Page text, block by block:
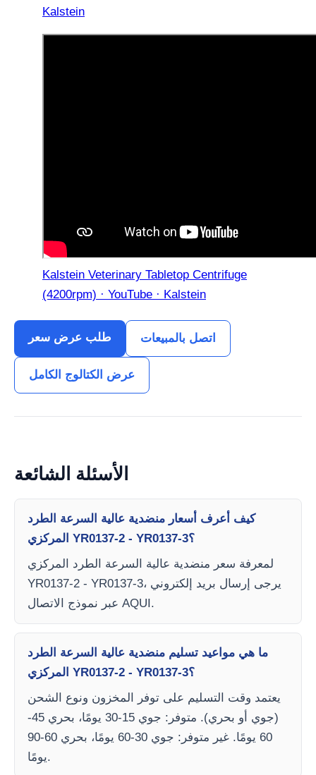
Kalstein
Kalstein Veterinary Tabletop Centrifuge
(4200rpm) · YouTube · Kalstein
طلب عرض سعر اتصل بالمبيعات
عرض الكتالوج الكامل
الأسئلة الشائعة
كيف أعرف أسعار منضدية عالية السرعة الطرد
المركزي YR0137-2 - YR0137-3؟
لمعرفة سعر منضدية عالية السرعة الطرد المركزي
YR0137-2 - YR0137-3، يرجى إرسال بريد إلكتروني
عبر نموذج الاتصال AQUI.
ما هي مواعيد تسليم منضدية عالية السرعة الطرد
المركزي YR0137-2 - YR0137-3؟
يعتمد وقت التسليم على توفر المخزون ونوع الشحن
(جوي أو بحري). متوفر: جوي 15-30 يومًا، بحري 45-
60 يومًا. غير متوفر: جوي 30-60 يومًا، بحري 60-90
يومًا.